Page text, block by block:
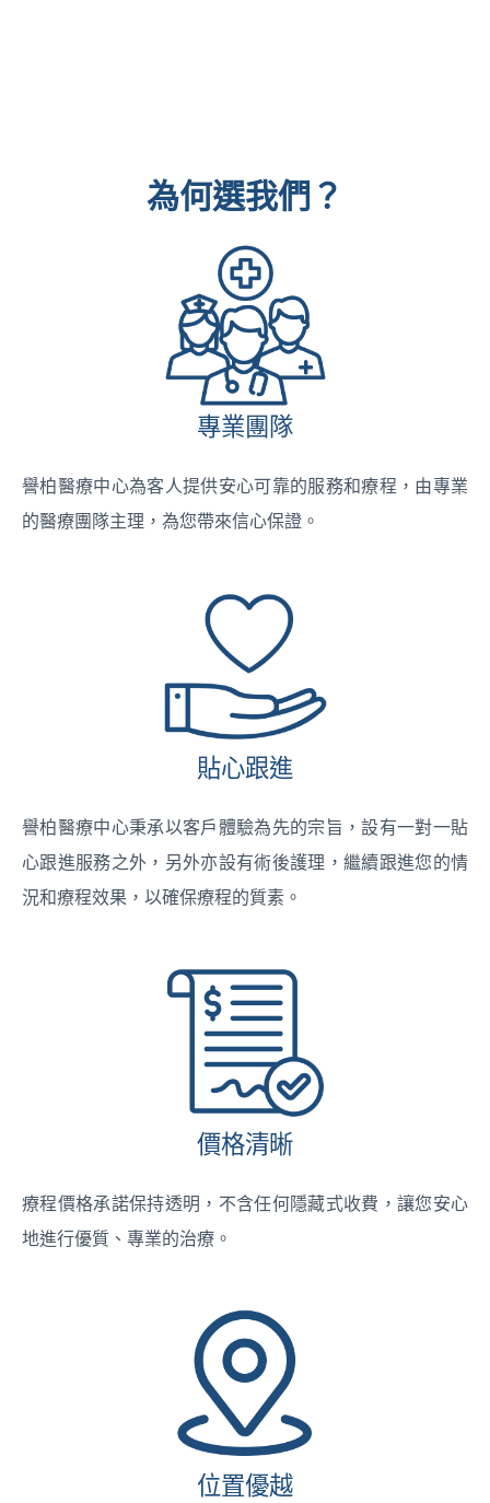
為何選我們？
專業團隊
譽柏醫療中心為客人提供安心可靠的服務和療程，由專業
的醫療團隊主理，為您帶來信心保證。
貼心跟進
譽柏醫療中心秉承以客戶體驗為先的宗旨，設有一對一貼
心跟進服務之外，另外亦設有術後護理，繼續跟進您的情
況和療程效果，以確保療程的質素。
價格清晰
療程價格承諾保持透明，不含任何隱藏式收費，讓您安心
地進行優質、專業的治療。
位置優越